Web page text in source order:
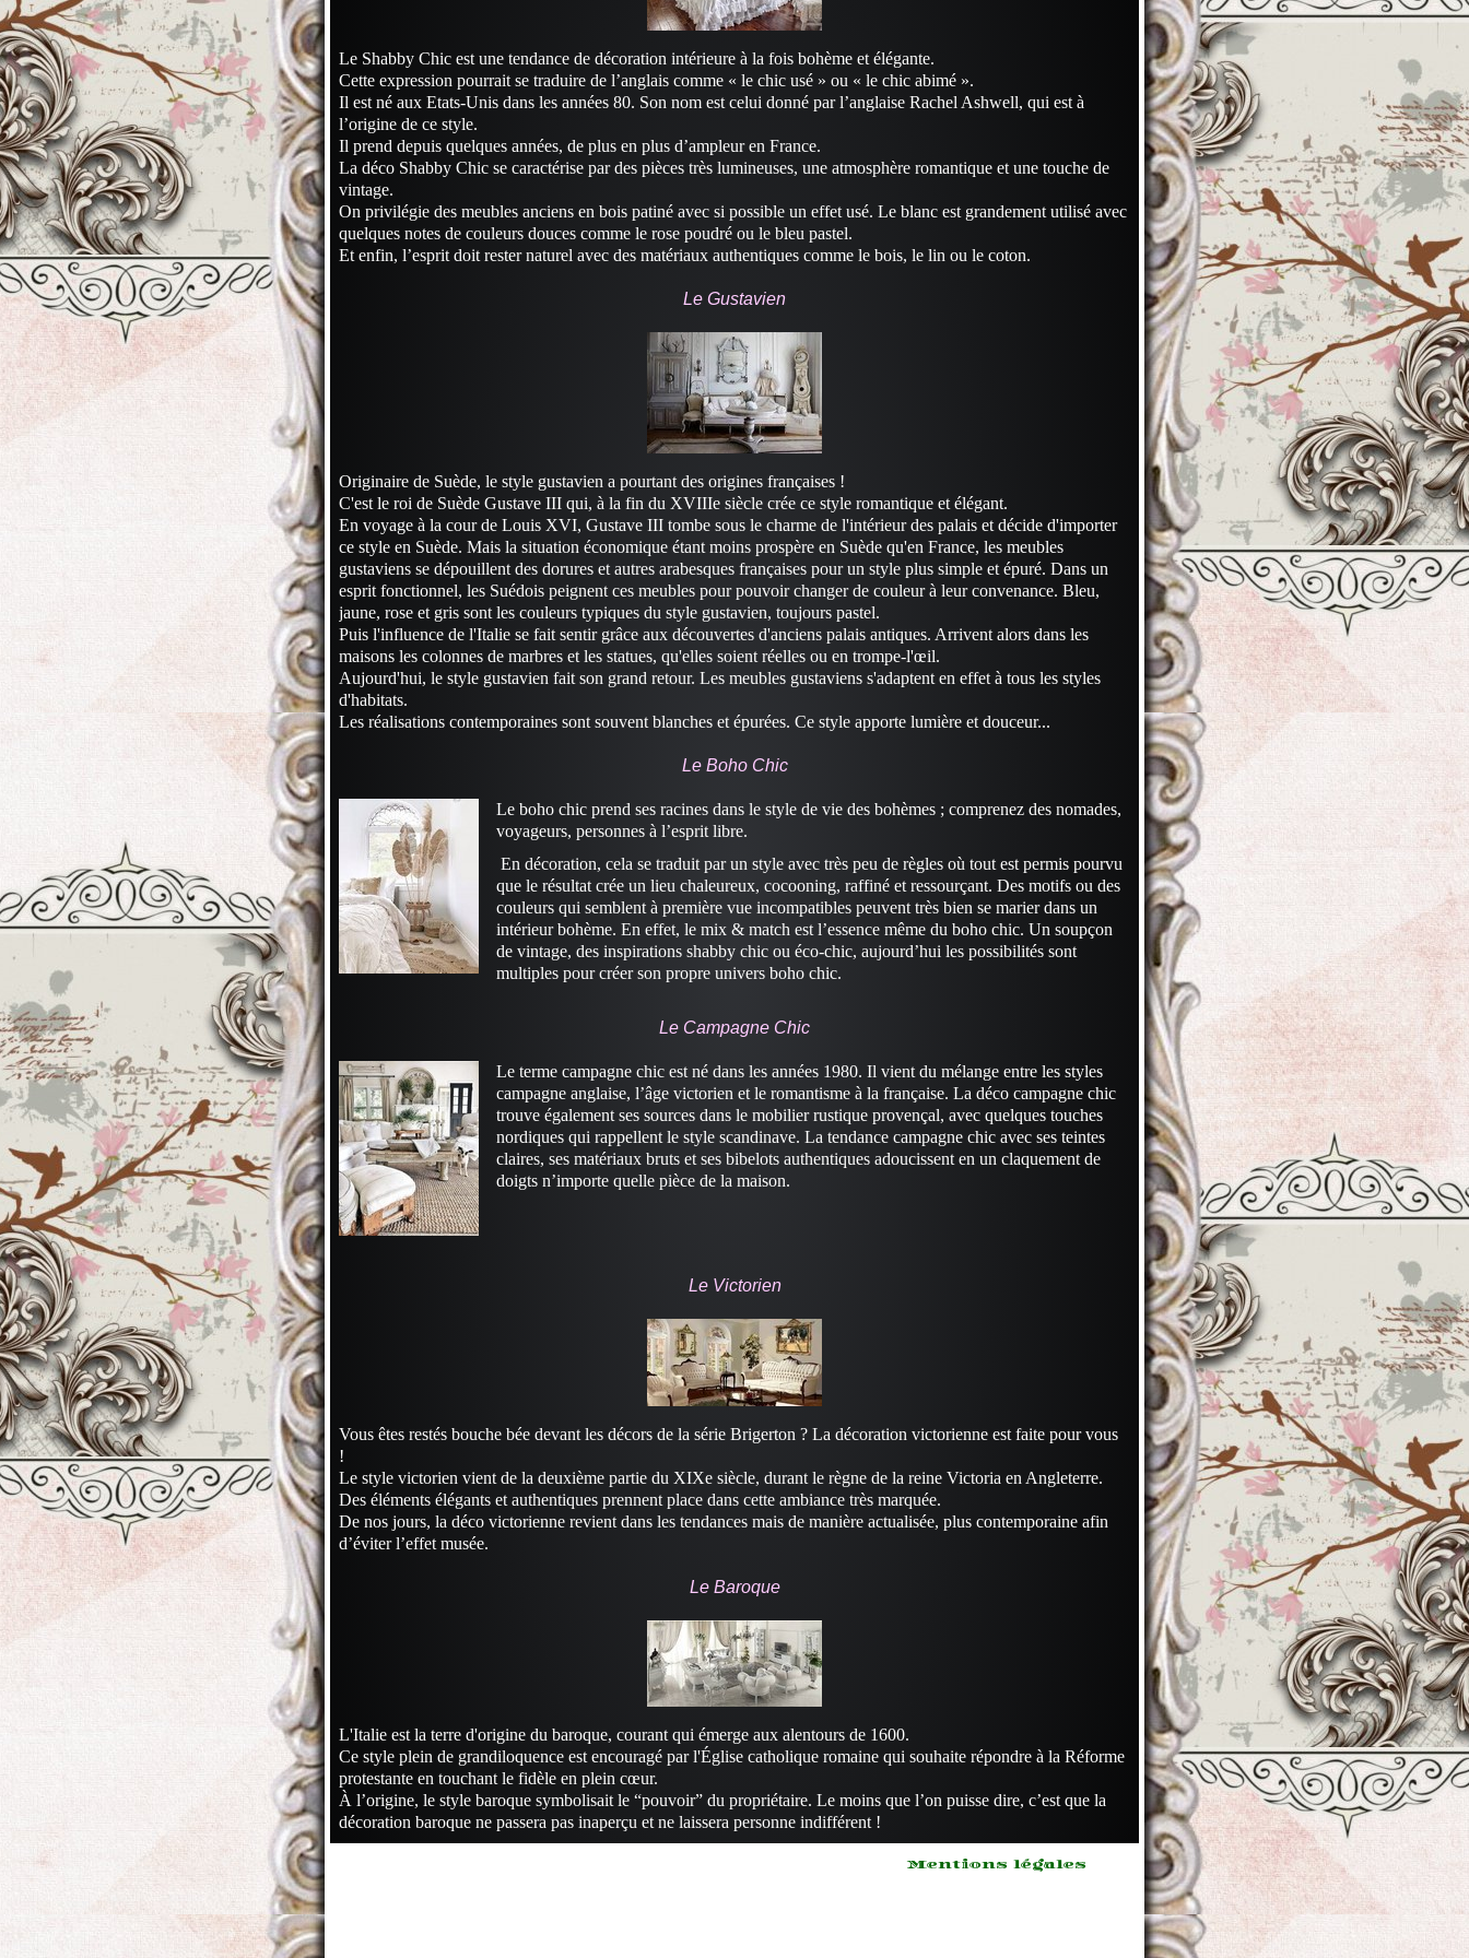
Le Shabby Chic est une tendance de décoration intérieure à la fois bohème et élégante.
Cette expression pourrait se traduire de l’anglais comme « le chic usé » ou « le chic abimé ».
Il est né aux Etats-Unis dans les années 80. Son nom est celui donné par l’anglaise Rachel Ashwell, qui est à
l’origine de ce style.
Il prend depuis quelques années, de plus en plus d’ampleur en France.
La déco Shabby Chic se caractérise par des pièces très lumineuses, une atmosphère romantique et une touche de
vintage.
On privilégie des meubles anciens en bois patiné avec si possible un effet usé. Le blanc est grandement utilisé avec
quelques notes de couleurs douces comme le rose poudré ou le bleu pastel.
Et enfin, l’esprit doit rester naturel avec des matériaux authentiques comme le bois, le lin ou le coton.
Le Gustavien
Originaire de Suède, le style gustavien a pourtant des origines françaises !
C'est le roi de Suède Gustave III qui, à la fin du XVIIIe siècle crée ce style romantique et élégant.
En voyage à la cour de Louis XVI, Gustave III tombe sous le charme de l'intérieur des palais et décide d'importer
ce style en Suède. Mais la situation économique étant moins prospère en Suède qu'en France, les meubles
gustaviens se dépouillent des dorures et autres arabesques françaises pour un style plus simple et épuré. Dans un
esprit fonctionnel, les Suédois peignent ces meubles pour pouvoir changer de couleur à leur convenance. Bleu,
jaune, rose et gris sont les couleurs typiques du style gustavien, toujours pastel.
Puis l'influence de l'Italie se fait sentir grâce aux découvertes d'anciens palais antiques. Arrivent alors dans les
maisons les colonnes de marbres et les statues, qu'elles soient réelles ou en trompe-l'œil.
Aujourd'hui, le style gustavien fait son grand retour. Les meubles gustaviens s'adaptent en effet à tous les styles
d'habitats.
Les réalisations contemporaines sont souvent blanches et épurées. Ce style apporte lumière et douceur...
Le Boho Chic
Le boho chic prend ses racines dans le style de vie des bohèmes ; comprenez des nomades,
voyageurs, personnes à l’esprit libre.
En décoration, cela se traduit par un style avec très peu de règles où tout est permis pourvu
que le résultat crée un lieu chaleureux, cocooning, raffiné et ressourçant. Des motifs ou des
couleurs qui semblent à première vue incompatibles peuvent très bien se marier dans un
intérieur bohème. En effet, le mix & match est l’essence même du boho chic. Un soupçon
de vintage, des inspirations shabby chic ou éco-chic, aujourd’hui les possibilités sont
multiples pour créer son propre univers boho chic.
Le Campagne Chic
Le terme campagne chic est né dans les années 1980. Il vient du mélange entre les styles
campagne anglaise, l’âge victorien et le romantisme à la française. La déco campagne chic
trouve également ses sources dans le mobilier rustique provençal, avec quelques touches
nordiques qui rappellent le style scandinave. La tendance campagne chic avec ses teintes
claires, ses matériaux bruts et ses bibelots authentiques adoucissent en un claquement de
doigts n’importe quelle pièce de la maison.
Le Victorien
Vous êtes restés bouche bée devant les décors de la série Brigerton ? La décoration victorienne est faite pour vous
!
Le style victorien vient de la deuxième partie du XIXe siècle, durant le règne de la reine Victoria en Angleterre.
Des éléments élégants et authentiques prennent place dans cette ambiance très marquée.
De nos jours, la déco victorienne revient dans les tendances mais de manière actualisée, plus contemporaine afin
d’éviter l’effet musée.
Le Baroque
L'Italie est la terre d'origine du baroque, courant qui émerge aux alentours de 1600.
Ce style plein de grandiloquence est encouragé par l'Église catholique romaine qui souhaite répondre à la Réforme
protestante en touchant le fidèle en plein cœur.
À l’origine, le style baroque symbolisait le “pouvoir” du propriétaire. Le moins que l’on puisse dire, c’est que la
décoration baroque ne passera pas inaperçu et ne laissera personne indifférent !
Mentions légales